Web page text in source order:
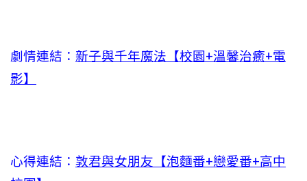
劇情連結： 新子與千年魔法【校園+溫馨治癒+電
影】
心得連結： 敦君與女朋友【泡麵番+戀愛番+高中